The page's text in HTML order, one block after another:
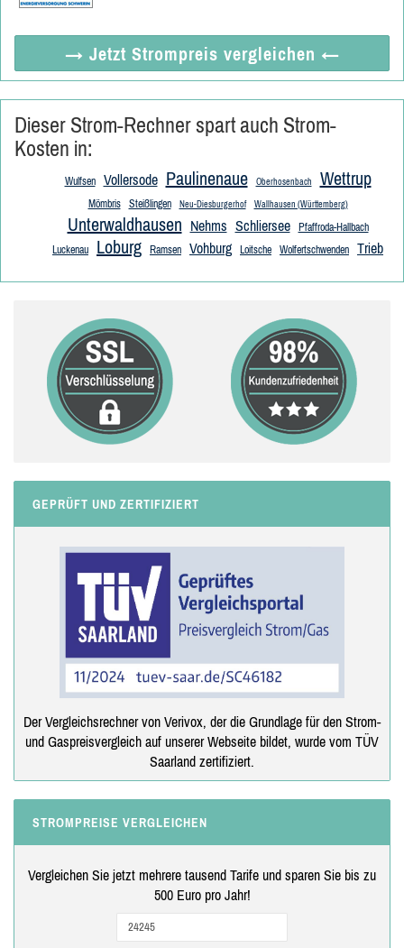
→ Jetzt Strompreis vergleichen ←
Dieser Strom-Rechner spart auch Strom-
Kosten in:
Wulfsen Vollersode Paulinenaue Oberhosenbach Wettrup
Mömbris Steißlingen Neu-Diesburgerhof Wallhausen (Württemberg)
Unterwaldhausen Nehms Schliersee
Pfaffroda-Hallbach
Luckenau
Loburg Ramsen Vohburg Loitsche Wolfertschwenden Trieb
GEPRÜFT UND ZERTIFIZIERT
Der Vergleichsrechner von Verivox, der die Grundlage für den Strom-
und Gaspreisvergleich auf unserer Webseite bildet, wurde vom TÜV
Saarland zertifiziert.
STROMPREISE VERGLEICHEN
Vergleichen Sie jetzt mehrere tausend Tarife und sparen Sie bis zu
500 Euro pro Jahr!